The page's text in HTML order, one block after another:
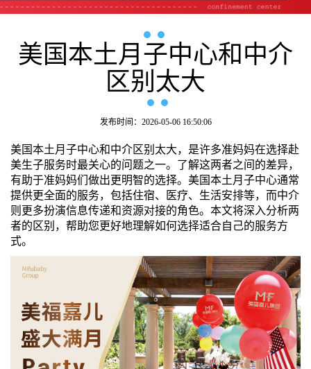
势
流
子
成
们
聚
美国本土月子中心和中介
区别太大
发布时间：2026-05-06 16:50:06
美国本土月子中心和中介区别太大，是许多准妈妈在选择赴
美生子服务时最关心的问题之一。了解这两者之间的差异，
有助于准妈妈们做出更明智的选择。美国本土月子中心通常
提供更全面的服务，包括住宿、医疗、生活安排等，而中介
则更多扮演信息传递和资源对接的角色。本文将深入分析两
者的区别，帮助您更好地理解如何选择适合自己的服务方
式。